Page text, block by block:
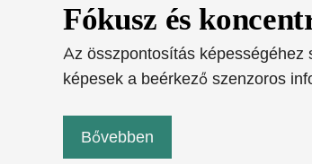
Fókusz és
Az összpontosítás
képesek a beérkező szenzoros
Bővebben